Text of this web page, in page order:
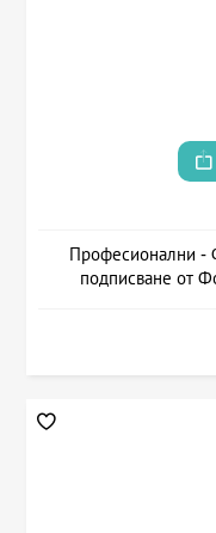
Професионални -
подписване от